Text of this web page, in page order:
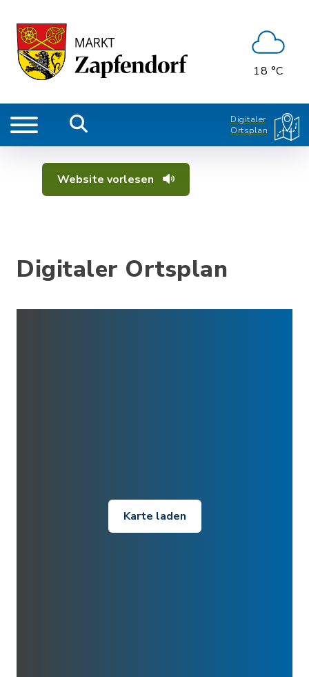
18 °C
Digitaler
Ortsplan
Website vorlesen
Digitaler Ortsplan
Karte laden